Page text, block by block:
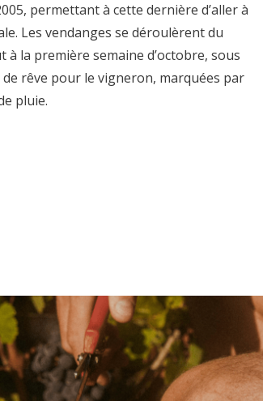
permettant à cette dernière d’aller à
Les vendanges se déroulèrent du
à la première semaine d’octobre, sous
rêve pour le vigneron, marquées par
pluie.